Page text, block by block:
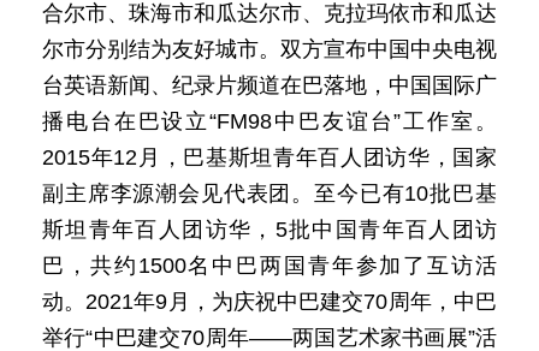
合尔市、珠海市和瓜达尔市、克拉玛依市和瓜达
尔市分别结为友好城市。双方宣布中国中央电视
台英语新闻、纪录片频道在巴落地，中国国际广
播电台在巴设立“FM98中巴友谊台”工作室。
2015年12月，巴基斯坦青年百人团访华，国家
副主席李源潮会见代表团。至今已有10批巴基
斯坦青年百人团访华，5批中国青年百人团访
巴，共约1500名中巴两国青年参加了互访活
动。2021年9月，为庆祝中巴建交70周年，中巴
举行“中巴建交70周年——两国艺术家书画展”活